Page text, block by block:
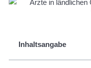
Inhaltsangabe